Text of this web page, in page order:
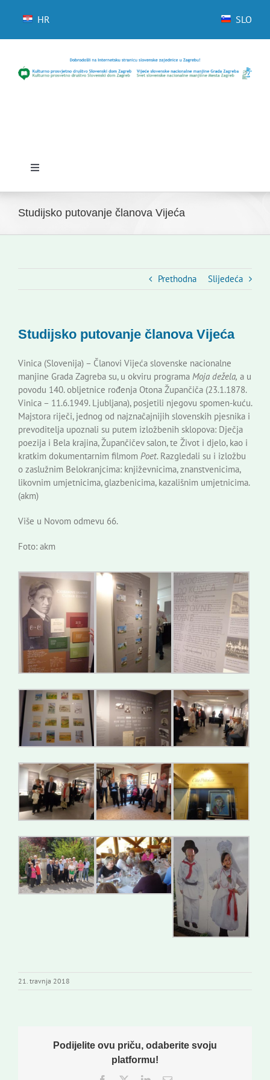
HR SLO
Toggle
Novosti
Kontakti
Novi odmev – naše glasilo
Izdavaštvo
Korisne informacije
Studijsko putovanje članova Vijeća
Prethodna Slijedeća
Studijsko putovanje članova Vijeća
Vinica (Slovenija) – Članovi Vijeća slovenske nacionalne
manjine Grada Zagreba su, u okviru programa Moja dežela, a u
povodu 140. obljetnice rođenja Otona Župančiča (23.1.1878.
Vinica – 11.6.1949. Ljubljana), posjetili njegovu spomen-kuću.
Majstora riječi, jednog od najznačajnijih slovenskih pjesnika i
prevoditelja upoznali su putem izložbenih sklopova: Dječja
poezija i Bela krajina, Župančičev salon, te Život i djelo, kao i
kratkim dokumentarnim filmom Poet. Razgledali su i izložbu
o zaslužnim Belokranjcima: književnicima, znanstvenicima,
likovnim umjetnicima, glazbenicima, kazališnim umjetnicima.
(akm)
Više u Novom odmevu 66.
Foto: akm
21. travnja 2018
Podijelite ovu priču, odaberite svoju
platformu!